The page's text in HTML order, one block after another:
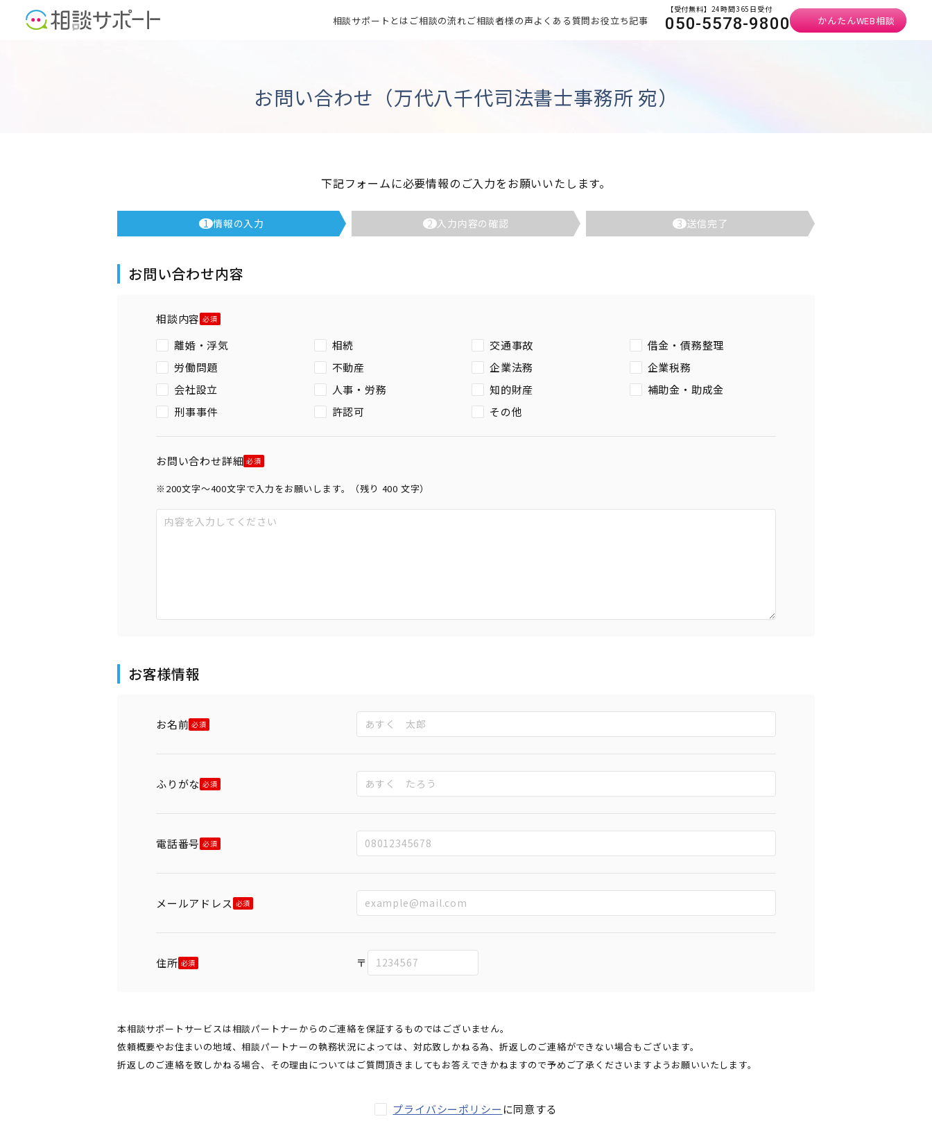
相談サポートとは ご相談の流れご相談者様の声よくある質問お役立ち記事
【受付無料】24時間365日受付
050-5578-9800 かんたんWEB相談
お問い合わせ（万代八千代司法書士事務所 宛）
下記フォームに必要情報のご入力をお願いいたします。
1 情報の入力 2 入力内容の確認 3 送信完了
お問い合わせ内容
相談内容
離婚・浮気
相続 交通事故
借金・債務整理
労働問題
不動産 企業法務
企業税務
会社設立
人事・労務 知的財産
補助金・助成金
刑事事件
許認可 その他
お問い合わせ詳細
※200文字〜400文字で入力をお願いします。（残り 400 文字）
お客様情報
お名前
ふりがな
電話番号
メールアドレス
住所 〒
本相談サポートサービスは相談パートナーからのご連絡を保証するものではございません。
依頼概要やお住まいの地域、相談パートナーの執務状況によっては、対応致しかねる為、折返しのご連絡ができない場合もございます。
折返しのご連絡を致しかねる場合、その理由についてはご質問頂きましてもお答えできかねますので予めご了承くださいますようお願いいたします。
プライバシーポリシー に同意する